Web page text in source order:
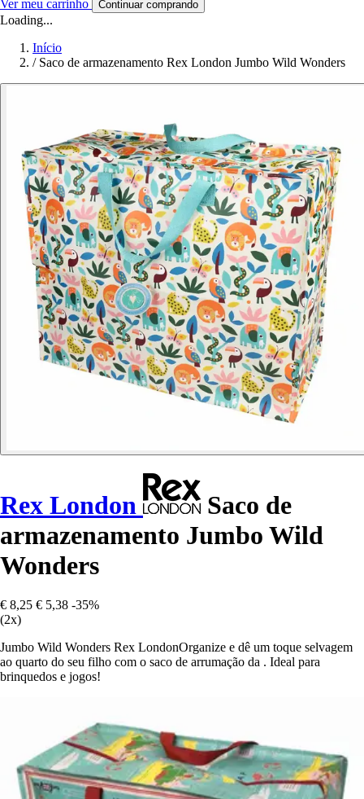
Ver meu carrinho Continuar comprando
Loading...
Início
/ Saco de armazenamento Rex London Jumbo Wild Wonders
Rex London
Saco de
armazenamento Jumbo Wild
Wonders
€ 8,25 € 5,38 -35%
(2x)
Jumbo Wild Wonders Rex LondonOrganize e dê um toque selvagem
ao quarto do seu filho com o saco de arrumação da . Ideal para
brinquedos e jogos!